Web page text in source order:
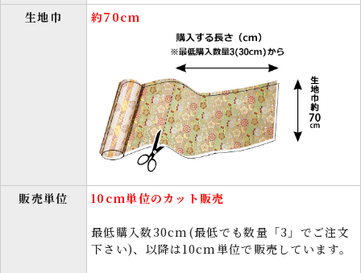
生地巾
約70cm
販売単位 10cm単位のカット販売
最低購入数30cm(最低でも数量「3」でご注文
下さい)、以降は10cm単位で販売しています。